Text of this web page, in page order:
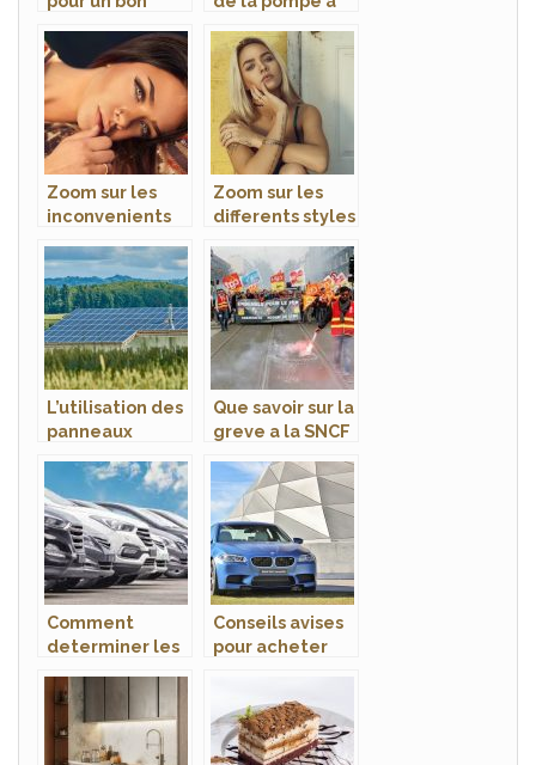
Zoom sur les
inconvenients
Zoom sur les
differents styles
L’utilisation des
panneaux
alimenter votre
pompe a
chaleur
Que savoir sur la
greve a la SNCF
Comment
determiner les
adaptees et
utiles pour une
voiture neuve ?
Conseils avises
pour acheter